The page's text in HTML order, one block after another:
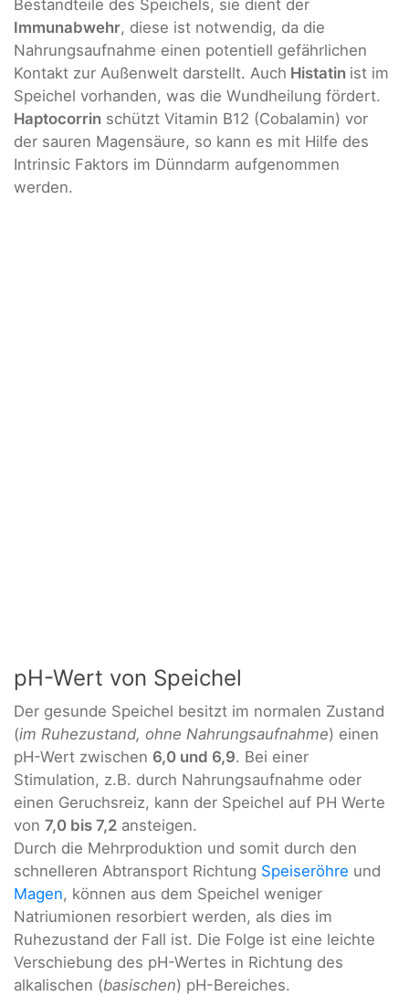
Bestandteile des Speichels, sie dient der
Immunabwehr, diese ist notwendig, da die
Nahrungsaufnahme einen potentiell gefährlichen
Kontakt zur Außenwelt darstellt. Auch Histatin ist im
Speichel vorhanden, was die Wundheilung fördert.
Haptocorrin schützt Vitamin B12 (Cobalamin) vor
der sauren Magensäure, so kann es mit Hilfe des
Intrinsic Faktors im Dünndarm aufgenommen
werden.
pH-Wert von Speichel
Der gesunde Speichel besitzt im normalen Zustand
(im Ruhezustand, ohne Nahrungsaufnahme) einen
pH-Wert zwischen 6,0 und 6,9. Bei einer
Stimulation, z.B. durch Nahrungsaufnahme oder
einen Geruchsreiz, kann der Speichel auf PH Werte
von 7,0 bis 7,2 ansteigen.
Durch die Mehrproduktion und somit durch den
schnelleren Abtransport Richtung Speiseröhre und
Magen, können aus dem Speichel weniger
Natriumionen resorbiert werden, als dies im
Ruhezustand der Fall ist. Die Folge ist eine leichte
Verschiebung des pH-Wertes in Richtung des
alkalischen (basischen) pH-Bereiches.